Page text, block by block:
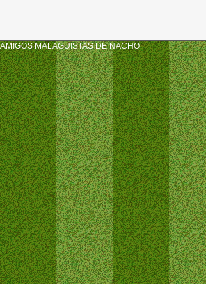
AMIGOS MALAGUISTAS DE NACHO